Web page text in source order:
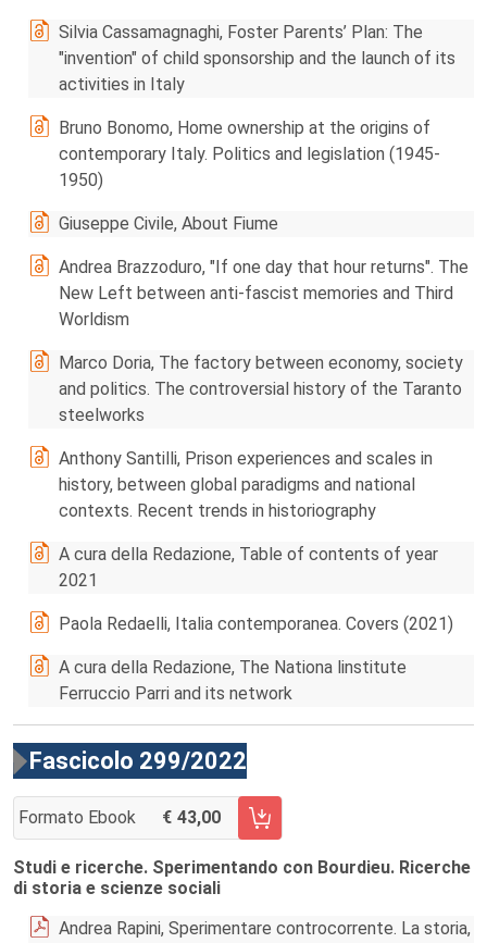
Silvia Cassamagnaghi, Foster Parents’ Plan: The
"invention" of child sponsorship and the launch of its
activities in Italy
Bruno Bonomo, Home ownership at the origins of
contemporary Italy. Politics and legislation (1945-
1950)
Giuseppe Civile, About Fiume
Andrea Brazzoduro, "If one day that hour returns". The
New Left between anti-fascist memories and Third
Worldism
Marco Doria, The factory between economy, society
and politics. The controversial history of the Taranto
steelworks
Anthony Santilli, Prison experiences and scales in
history, between global paradigms and national
contexts. Recent trends in historiography
A cura della Redazione, Table of contents of year
2021
Paola Redaelli, Italia contemporanea. Covers (2021)
A cura della Redazione, The Nationa linstitute
Ferruccio Parri and its network
Fascicolo 299/2022
Formato Ebook 43,00
AGGIUNGI AL CARRELLO FASCICOLO 299/2022
Studi e ricerche. Sperimentando con Bourdieu. Ricerche
di storia e scienze sociali
Andrea Rapini, Sperimentare controcorrente. La storia,